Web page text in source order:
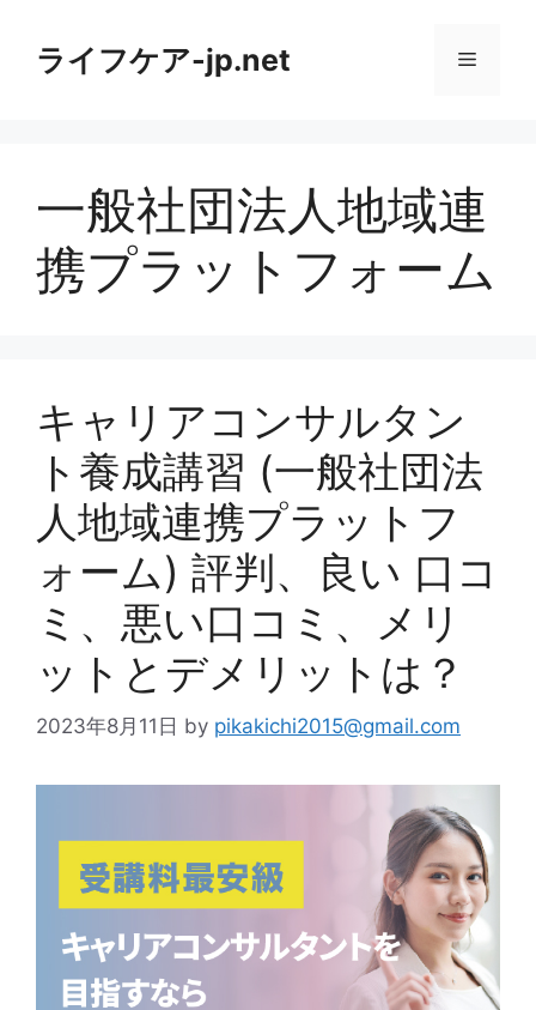
ライフケア-jp.net メ
ュ
ー
一般社団法人地域連
携プラットフォーム
キャリアコンサルタン
ト養成講習 (一般社団法
人地域連携プラットフ
ォーム) 評判、良い 口コ
ミ、悪い口コミ、メリ
ットとデメリットは？
2023年8月11日 by pikakichi2015@gmail.com